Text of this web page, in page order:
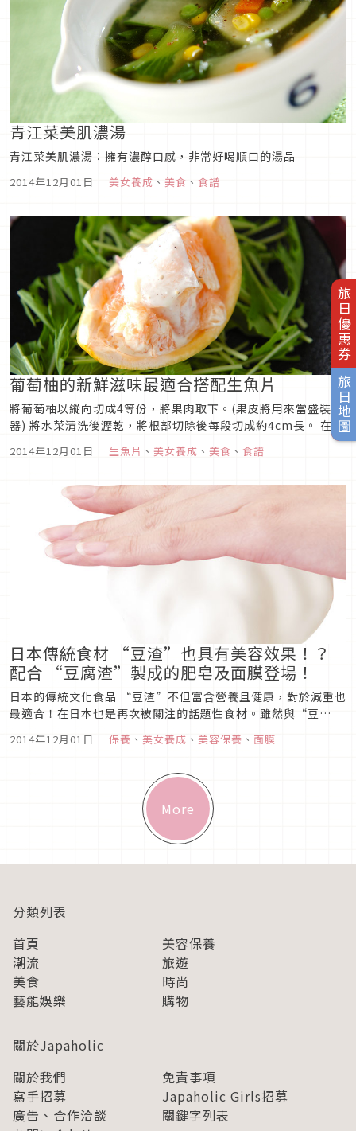
旅日優惠券
旅日地圖
青江菜美肌濃湯
青江菜美肌濃湯：擁有濃醇口感，非常好喝順口的湯品
2014年12月01日 ｜ 美女養成 、 美食 、 食譜
葡萄柚的新鮮滋味最適合搭配生魚片
將葡萄柚以縱向切成4等份，將果肉取下。(果皮將用來當盛裝容
器) 將水菜清洗後瀝乾，將根部切除後每段切成約4cm長。 在容
2014年12月01日 ｜ 生魚片 、 美女養成 、 美食 、 食譜
日本傳統食材 “豆渣”也具有美容效果！？
配合 “豆腐渣”製成的肥皂及面膜登場！
日本的傳統文化食品 “豆渣”不但富含營養且健康，對於減重也
最適合！在日本也是再次被關注的話題性食材。雖然與“豆
而廣為人知，但這次是以結合了“豆渣”而產生的新美容聖品
2014年12月01日 ｜ 保養 、 美女養成 、 美容保養 、 面膜
More
分類列表
首頁
美容保養
潮流
旅遊
美食
時尚
藝能娛樂
購物
關於Japaholic
關於我們
免責事項
寫手招募
Japaholic Girls招募
廣告、合作洽談
關鍵字列表